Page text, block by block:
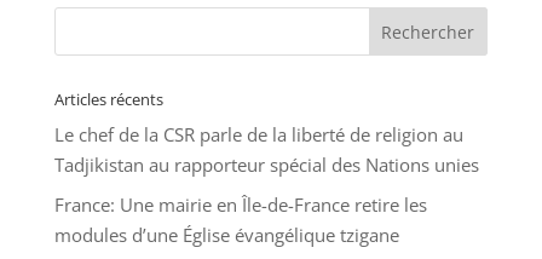
Articles récents
Le chef de la CSR parle de la liberté de religion au
Tadjikistan au rapporteur spécial des Nations unies
France: Une mairie en Île-de-France retire les
modules d’une Église évangélique tzigane